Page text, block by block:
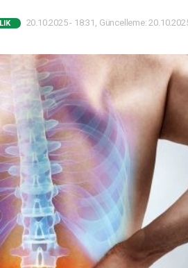
20.10.2025 - 18:31, Güncelleme: